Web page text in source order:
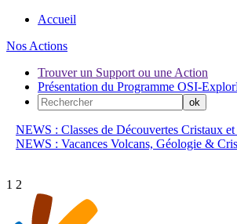
Accueil
Nos Actions
Trouver un Support ou une Action
Présentation du Programme OSI-
NEWS : Classes de Découvertes Cristaux
NEWS : Vacances Volcans, Géologie &
1 2